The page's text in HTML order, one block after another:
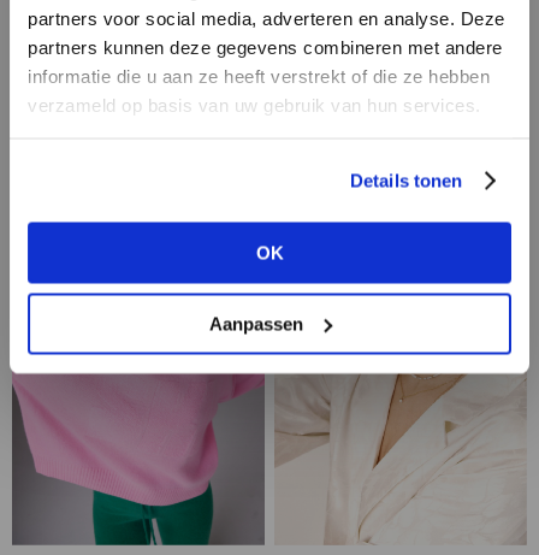
partners voor social media, adverteren en analyse. Deze
partners kunnen deze gegevens combineren met andere
informatie die u aan ze heeft verstrekt of die ze hebben
verzameld op basis van uw gebruik van hun services.
Details tonen
OK
Aanpassen
HEB JE NOG GEEN
ACCOUNT?
REGISTREER ALS RETAILER
BEKIJK ALLE OPTIES